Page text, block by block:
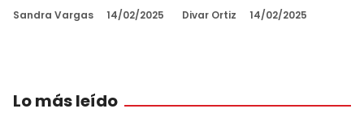
Sandra Vargas 14/02/2025 Divar Ortiz 14/02/2025
Lo más leído